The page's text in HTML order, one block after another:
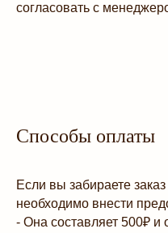
согласовать с
Способы оплаты
Если вы забираете
необходимо внести
- Она составляет 500₽ и
Доставка и оплата
Блог
Подпишитесь, чтобы
персональные